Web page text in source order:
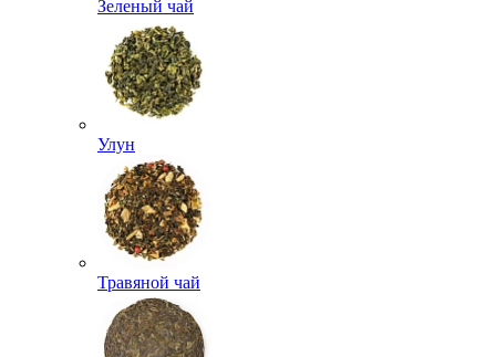
Зеленый чай
Улун
Травяной чай